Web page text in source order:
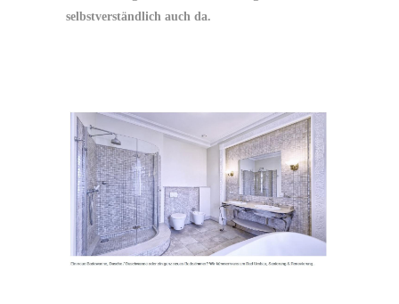
selbstverständlich auch da.